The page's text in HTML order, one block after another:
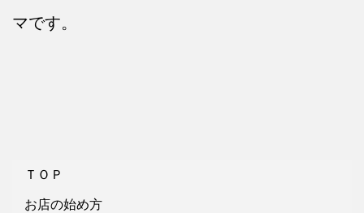
マです。
ＴＯＰ
お店の始め方